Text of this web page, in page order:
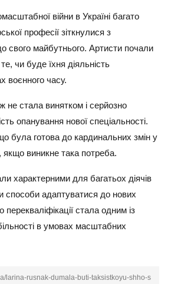
війни в Україні багато
професії зіткнулися з
свого майбутнього. Артисти почали
чи буде їхня діяльність
воєнного часу.
не стала винятком і серйозно
опанування нової спеціальності.
була готова до кардинальних змін у
якщо виникне така потреба.
характерними для багатьох діячів
способи адаптуватися до нових
перекваліфікації стала одним із
в умовах масштабних
larina-rusnak-dumala-buti-taksistkoyu-shho-s